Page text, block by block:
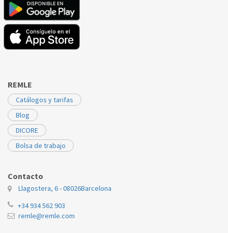
FAGOR
REMLE
Catálogos y tarifas
Blog
DICORE
Bolsa de trabajo
Contacto
Llagostera, 6 - 08026Barcelona
+34 934 562 903
remle@remle.com